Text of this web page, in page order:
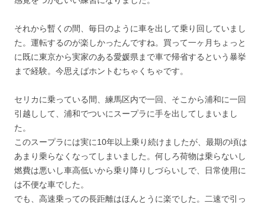
それから暫くの間、毎日のように車を出して乗り回していまし
た。運転するのが楽しかったんですね。買って一ヶ月ちょっと
に既に東京から実家のある愛媛県まで車で帰省するという暴挙
まで経験。今思えばホントむちゃくちゃです。
セリカに乗っている間、練馬区内で一回、そこから浦和に一回
引越しして、浦和でついにスープラに手を出してしまいまし
た。
このスープラには実に10年以上乗り続けましたが、最期の頃は
あまり乗らなくなってしまいました。何しろ荷物は乗らないし
燃費は悪いし車高低いから乗り降りしづらいしで、日常使用に
は不便な車でした。
でも、高速乗っての長距離はほんとうに楽でした。二速で引っ